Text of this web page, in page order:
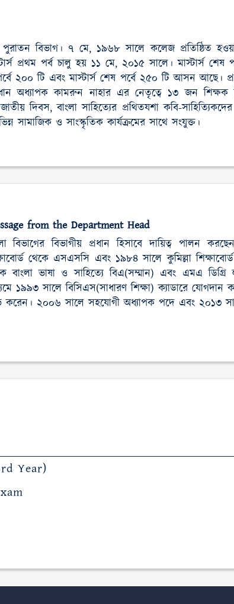
বিভাগ। ৭ মে, ১৯৬৮ সালে কলেজ প্রতিষ্ঠিত
প্রথম পর্ব চালু হয় ১১ মে, ২০১৫ সালে। মাস্টার্স শেষ
২০০ টি এবং মাস্টার্স শেষ পর্বে ২৫০ টি আসন আছে।
অধ্যাপক কামরুন নাহার এর নেতৃত্বে ১৩ জন
দিবস, বাংলা সাহিত্যের প্রথিতযশা কবি-
সামাজিক ও সাংস্কৃতিক কার্যক্রমের সাথে সংযুক্ত।
from the Department Head
বিভাগের বিভাগীয় প্রধান হিসাবে দায়িত্ব পালন
থেকে এসএসসি এবং ১৯৮৪ সালে কুমিল্লা
বাংলা ভাষা ও সাহিত্যে বিএ(সম্মান) এবং এমএ
১৯৯৩ সালে বিসিএস(সাধারণ শিক্ষা) ক্যাডারে
করেন। ২০০৬ সালে সহযোগী অধ্যাপক পদে এবং ২০১৩
Year)